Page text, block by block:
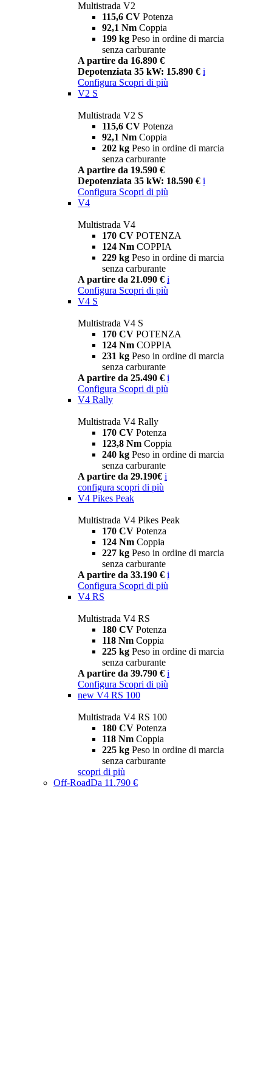
Multistrada V2
115,6 CV Potenza
92,1 Nm Coppia
199 kg Peso in ordine di marcia
senza carburante
A partire da 16.890 €
Depotenziata 35 kW: 15.890 € i
Configura Scopri di più
V2 S
Multistrada V2 S
115,6 CV Potenza
92,1 Nm Coppia
202 kg Peso in ordine di marcia
senza carburante
A partire da 19.590 €
Depotenziata 35 kW: 18.590 € i
Configura Scopri di più
V4
Multistrada V4
170 CV POTENZA
124 Nm COPPIA
229 kg Peso in ordine di marcia
senza carburante
A partire da 21.090 € i
Configura Scopri di più
V4 S
Multistrada V4 S
170 CV POTENZA
124 Nm COPPIA
231 kg Peso in ordine di marcia
senza carburante
A partire da 25.490 € i
Configura Scopri di più
V4 Rally
Multistrada V4 Rally
170 CV Potenza
123,8 Nm Coppia
240 kg Peso in ordine di marcia
senza carburante
A partire da 29.190€ i
configura scopri di più
V4 Pikes Peak
Multistrada V4 Pikes Peak
170 CV Potenza
124 Nm Coppia
227 kg Peso in ordine di marcia
senza carburante
A partire da 33.190 € i
Configura Scopri di più
V4 RS
Multistrada V4 RS
180 CV Potenza
118 Nm Coppia
225 kg Peso in ordine di marcia
senza carburante
A partire da 39.790 € i
Configura Scopri di più
new V4 RS 100
Multistrada V4 RS 100
180 CV Potenza
118 Nm Coppia
225 kg Peso in ordine di marcia
senza carburante
scopri di più
Off-RoadDa 11.790 €